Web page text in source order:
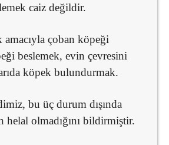
caiz değildir.
çoban köpeği
beslemek, evin çevresini
köpek bulundurmak.
bu üç durum dışında
helal olmadığını bildirmiştir.